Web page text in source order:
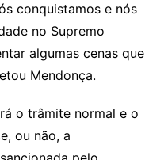
conquistamos e nós
no Supremo
algumas cenas que
Mendonça.
o trâmite normal e o
ou não, a